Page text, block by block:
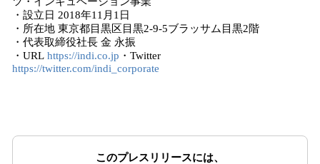
・設立日 2018年11月1日
・所在地 東京都目黒区目黒2-9-5ブラッサム目黒2階
・代表取締役社長 金 永振
・URL https://indi.co.jp ・Twitter
https://twitter.com/indi_corporate
このプレスリリースには、